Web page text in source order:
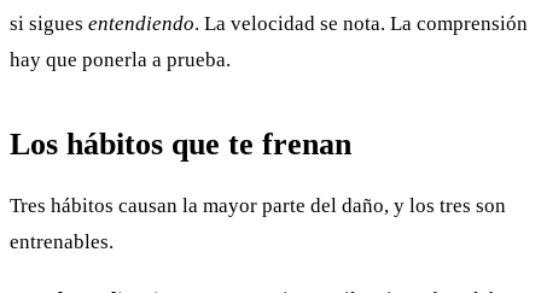
si sigues entendiendo. La velocidad se nota. La comprensión
hay que ponerla a prueba.
Los hábitos que te frenan
Tres hábitos causan la mayor parte del daño, y los tres son
entrenables.